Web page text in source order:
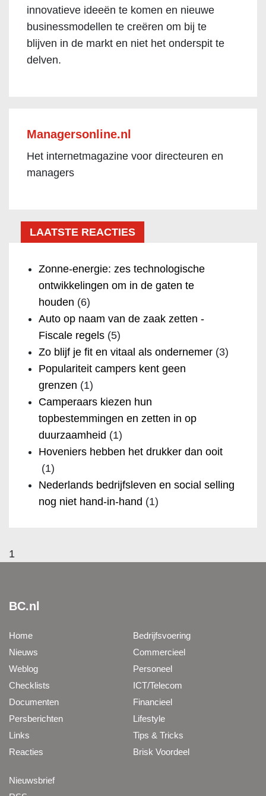
innovatieve ideeën te komen en nieuwe
businessmodellen te creëren om bij te
blijven in de markt en niet het onderspit te
delven.
Managersonline.nl
Het internetmagazine voor directeuren en
managers
LAATSTE REACTIES
Zonne-energie: zes technologische
ontwikkelingen om in de gaten te
houden (6)
Auto op naam van de zaak zetten -
Fiscale regels (5)
Zo blijf je fit en vitaal als ondernemer (3)
Populariteit campers kent geen
grenzen (1)
Camperaars kiezen hun
topbestemmingen en zetten in op
duurzaamheid (1)
Hoveniers hebben het drukker dan ooit
(1)
Nederlands bedrijfsleven en social selling
nog niet hand-in-hand (1)
1
BC.nl
Home
Nieuws
Weblog
Checklists
Documenten
Persberichten
Links
Reacties
Bedrijfsvoering
Commercieel
Personeel
ICT/Telecom
Financieel
Lifestyle
Tips & Tricks
Brisk Voordeel
Nieuwsbrief